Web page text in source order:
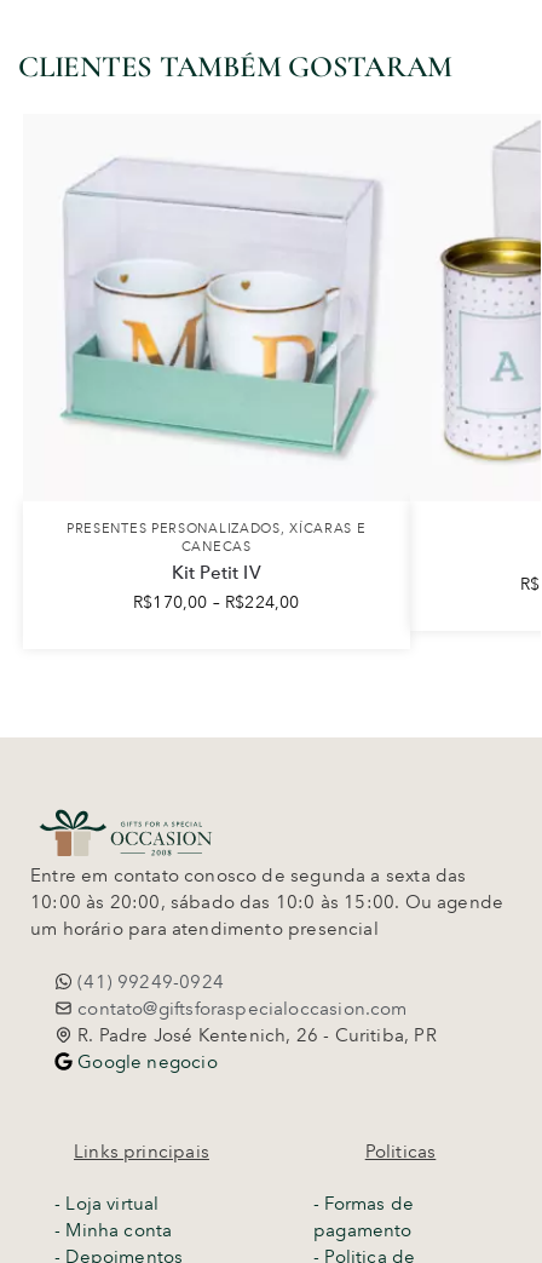
CLIENTES TAMBÉM GOSTARAM
PRESENTES PERSONALIZADOS,XÍCARAS E
CANECAS
Kit Petit IV
R$170,00 – R$224,00
R$
Entre em contato conosco de segunda a sexta das
10:00 às 20:00, sábado das 10:0 às 15:00. Ou agende
um horário para atendimento presencial
(41) 99249-0924
contato@giftsforaspecialoccasion.com
R. Padre José Kentenich, 26 - Curitiba, PR
Google negocio
Links principais
- Loja virtual
- Minha conta
- Depoimentos
Politicas
- Formas de
pagamento
- Politica de